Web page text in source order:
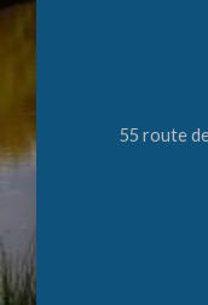
55 route